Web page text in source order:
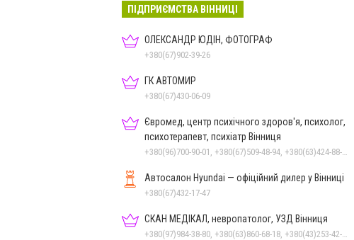
ПІДПРИЄМСТВА ВІННИЦІ
ОЛЕКСАНДР ЮДІН, ФОТОГРАФ
+380(67)902-39-26
ГК АВТОМИР
+380(67)430-06-09
Євромед, центр психічного здоров'я, психолог,
психотерапевт, психіатр Вінниця
+380(96)700-90-01, +380(67)509-48-94, +380(63)424-88-30
Автосалон Hyundai — офіційний дилер у Вінниці
+380(67)432-17-47
СКАН МЕДІКАЛ, невропатолог, УЗД Вінниця
+380(97)984-38-80, +380(63)860-68-18, +380(43)253-42-51